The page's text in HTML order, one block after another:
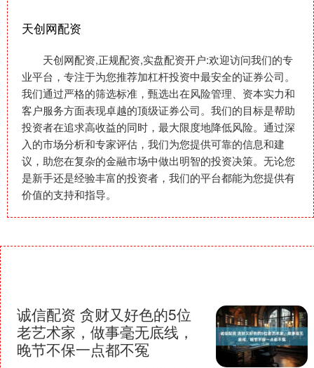
天创网配资
天创网配资,正规配资,实盘配资开户:欢迎访问我们的专
业平台，专注于为您推荐加杠杆投资中最安全的证券公司。
我们通过严格的筛选标准，甄选出在风险管理、资本实力和
客户服务方面表现卓越的顶级证券公司。我们的目标是帮助
投资者在追求高收益的同时，最大限度地降低风险。通过深
入的市场分析和专家评估，我们为您提供可靠的信息和建
议，助您在复杂的金融市场中做出明智的投资决策。无论您
是新手还是经验丰富的投资者，我们的平台都能为您提供有
价值的支持和指导。
诚信配资 贪财又好色的5位
老艺术家，做事毫无底线，
晚节不保一点都不冤